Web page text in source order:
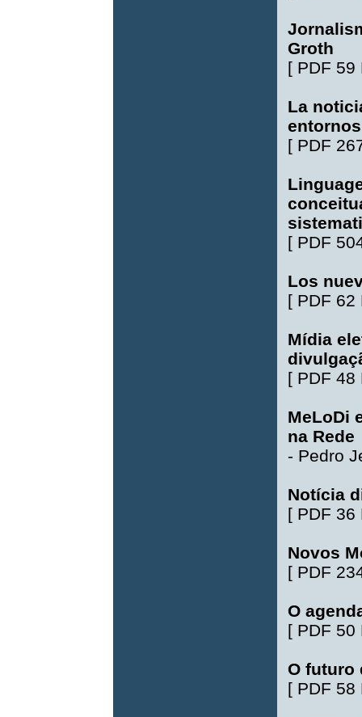
Groth
[ PDF 59
La
[ PDF
[ PDF
Los
[ PDF 62
Mídia
[ PDF 48
MeLoDi
na Rede
- Pedro
Notícia
[ PDF 36
Novos
[ PDF
O
[ PDF 50
O futuro
[ PDF 58